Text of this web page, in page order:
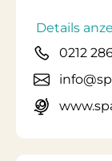
Details
0212